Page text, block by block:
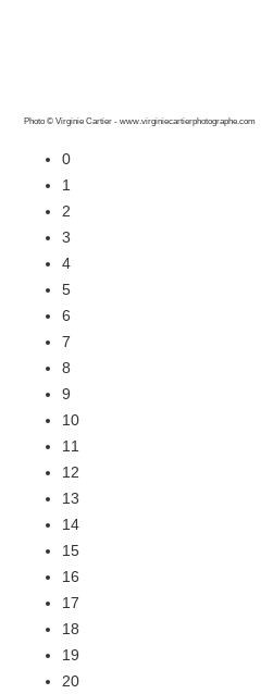
Photo © Virginie Cartier - www.virginiecartierphotographe.com
0
1
2
3
4
5
6
7
8
9
10
11
12
13
14
15
16
17
18
19
20